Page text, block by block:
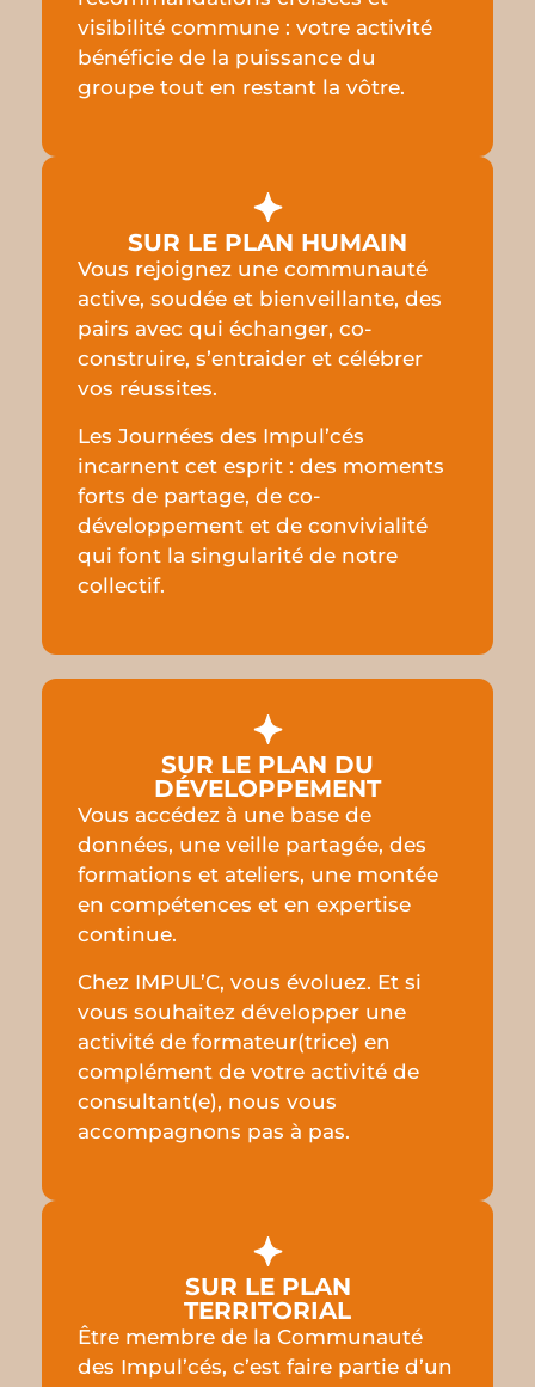
visibilité commune : votre activité
bénéficie de la puissance du
groupe tout en restant la vôtre.
SUR LE PLAN HUMAIN
Vous rejoignez une communauté
active, soudée et bienveillante, des
pairs avec qui échanger, co-
construire, s’entraider et célébrer
vos réussites.
Les Journées des Impul’cés
incarnent cet esprit : des moments
forts de partage, de co-
développement et de convivialité
qui font la singularité de notre
collectif.
SUR LE PLAN DU
DÉVELOPPEMENT
Vous accédez à une base de
données, une veille partagée, des
formations et ateliers, une montée
en compétences et en expertise
continue.
Chez IMPUL’C, vous évoluez. Et si
vous souhaitez développer une
activité de formateur(trice) en
complément de votre activité de
consultant(e), nous vous
accompagnons pas à pas.
SUR LE PLAN
TERRITORIAL
Être membre de la Communauté
des Impul’cés, c’est faire partie d’un